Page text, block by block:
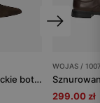
Brązowe eleganckie botki na słupku
WOJAS /
299.00 zł